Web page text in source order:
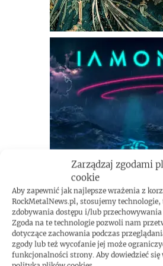
Zarządzaj zgodami
cookie
Aby zapewnić jak najlepsze wrażenia z
RockMetalNews.pl, stosujemy
zdobywania dostępu i/lub
Zgoda na te technologie pozwoli nam
dotyczące zachowania podczas
zgody lub też wycofanie jej może
funkcjonalności strony. Aby dowiedzieć się